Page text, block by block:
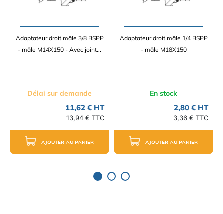
Adaptateur droit mâle 3/8 BSPP
- mâle M14X150 - Avec joint...
Délai sur demande
11,62 € HT
13,94 € TTC
AJOUTER AU PANIER
Adaptateur droit mâle 1/4 BSPP
- mâle M18X150
En stock
2,80 € HT
3,36 € TTC
AJOUTER AU PANIER